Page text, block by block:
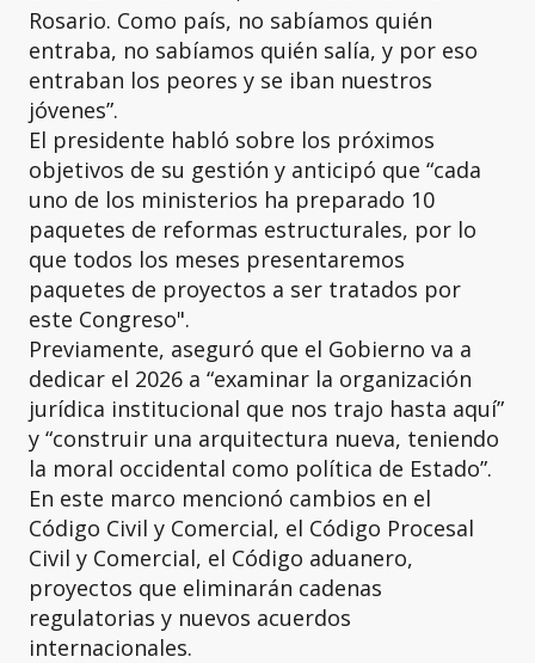
Rosario. Como país, no sabíamos quién
entraba, no sabíamos quién salía, y por eso
entraban los peores y se iban nuestros
jóvenes”.
El presidente habló sobre los próximos
objetivos de su gestión y anticipó que “cada
uno de los ministerios ha preparado 10
paquetes de reformas estructurales, por lo
que todos los meses presentaremos
paquetes de proyectos a ser tratados por
este Congreso".
Previamente, aseguró que el Gobierno va a
dedicar el 2026 a “examinar la organización
jurídica institucional que nos trajo hasta aquí”
y “construir una arquitectura nueva, teniendo
la moral occidental como política de Estado”.
En este marco mencionó cambios en el
Código Civil y Comercial, el Código Procesal
Civil y Comercial, el Código aduanero,
proyectos que eliminarán cadenas
regulatorias y nuevos acuerdos
internacionales.